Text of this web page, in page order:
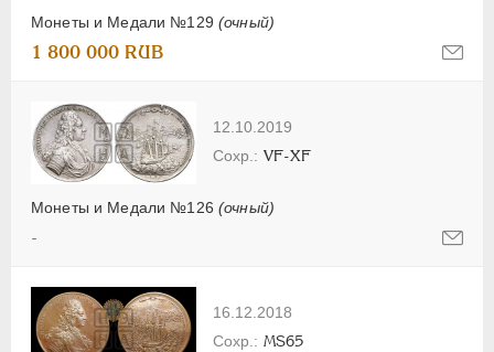
Монеты и Медали №129 (очный)
1 800 000 RUB
12.10.2019
Монеты и Медали №126 (очный)
VF-XF
-
16.12.2018
MS65